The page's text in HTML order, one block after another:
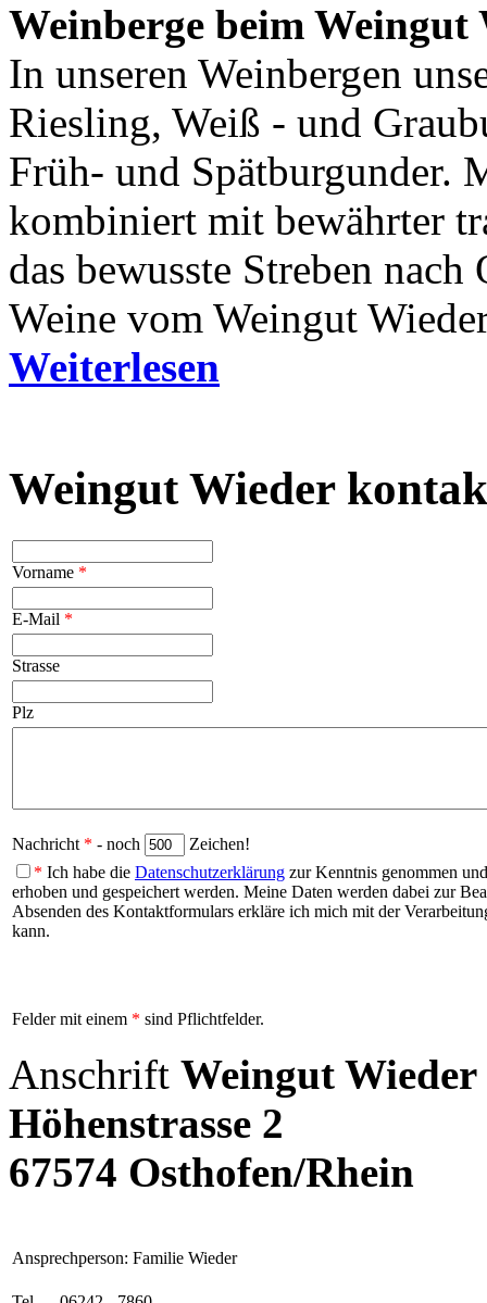
Weinberge beim Weingut
In unseren Weinbergen
Riesling, Weiß - und
Früh- und Spätburgunder.
kombiniert mit bewährter
das bewusste Streben
Weine vom Weingut
Weiterlesen
Weingut Wieder
Vorname *
E-Mail *
Strasse
Plz
Nachricht * - noch
Zeichen!
* Ich habe die Datenschutzerklärung zur Kenntnis genommen
erhoben und gespeichert werden. Meine Daten werden dabei zur
Absenden des Kontaktformulars erkläre ich mich mit der
kann.
Felder mit einem * sind Pflichtfelder.
Anschrift Weingut Wieder
Höhenstrasse 2
67574 Osthofen/Rhein
Ansprechperson: Familie Wieder